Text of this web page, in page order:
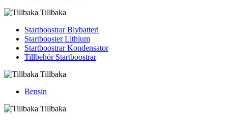
Tillbaka
Startboostrar Blybatteri
Startbooster Lithium
Startboostrar Kondensator
Tillbehör Startboostrar
Tillbaka
Bensin
Tillbaka